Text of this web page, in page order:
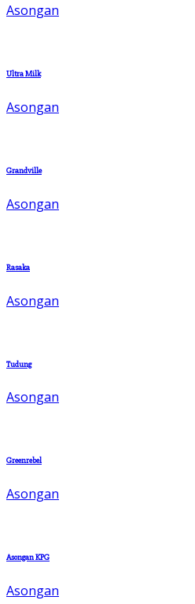
Asongan
Ultra Milk
Asongan
Grandville
Asongan
Rasaka
Asongan
Tudung
Asongan
Greenrebel
Asongan
Asongan KPG
Asongan